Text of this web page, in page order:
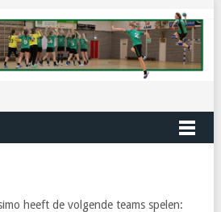
heeft de volgende teams spelen: